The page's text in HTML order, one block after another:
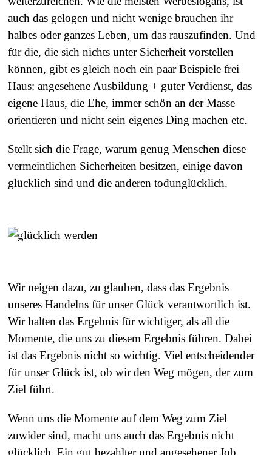
auch das gelogen und nicht wenige brauchen ihr
halbes oder ganzes Leben, um das rauszufinden. Und
für die, die sich nichts unter Sicherheit vorstellen
können, gibt es gleich noch ein paar Beispiele frei
Haus: angesehene Ausbildung + guter Verdienst, das
eigene Haus, die Ehe, immer schön an der Masse
orientieren und nicht sein eigenes Ding machen etc.
Stellt sich die Frage, warum genug Menschen diese
vermeintlichen Sicherheiten besitzen, einige davon
glücklich sind und die anderen todunglücklich.
Wir neigen dazu, zu glauben, dass das Ergebnis
unseres Handelns für unser Glück verantwortlich ist.
Wir halten das Ergebnis für wichtiger, als all die
Momente, die uns zu diesem Ergebnis führen. Dabei
ist das Ergebnis nicht so wichtig. Viel entscheidender
für unser Glück ist, ob wir den Weg mögen, der zum
Ziel führt.
Wenn uns die Momente auf dem Weg zum Ziel
zuwider sind, macht uns auch das Ergebnis nicht
glücklich. Ein gut bezahlter und angesehener Job